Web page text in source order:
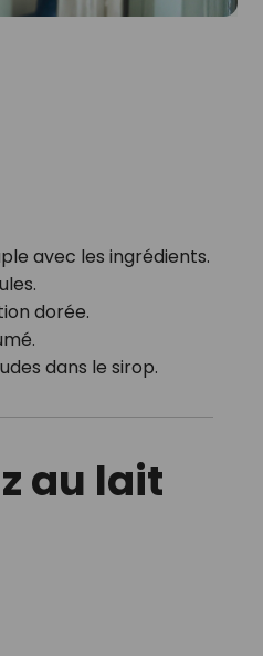
avec les ingrédients.
dorée.
dans le sirop.
au lait